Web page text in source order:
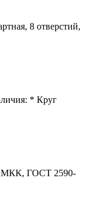
8 отверстий,
* Круг
МКК, ГОСТ 2590-